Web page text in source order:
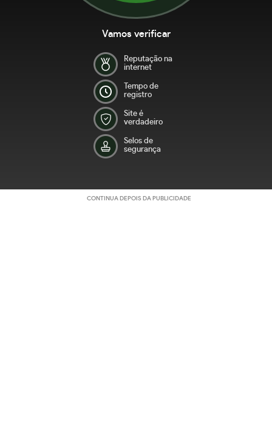
Vamos verificar
Reputação na
internet
Tempo de
registro
Site é
verdadeiro
Selos de
segurança
CONTINUA DEPOIS DA PUBLICIDADE